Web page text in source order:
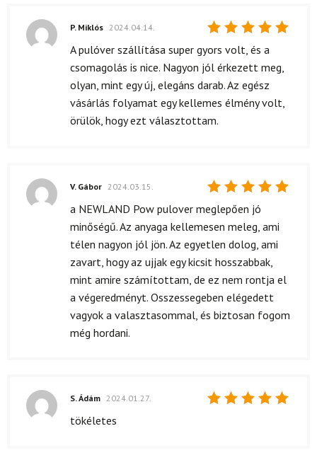
Értékelés:
/ 5
P. Miklós 2024.04.14.
A pulóver szállítása super gyors volt, és a
csomagolás is nice. Nagyon jól érkezett meg,
olyan, mint egy új, elegáns darab. Az egész
vásárlás folyamat egy kellemes élmény volt,
örülök, hogy ezt választottam.
Értékelés:
5
/ 5
V. Gábor 2024.03.15.
a NEWLAND Pow pulover meglepően jó
minőségű. Az anyaga kellemesen meleg, ami
télen nagyon jól jön. Az egyetlen dolog, ami
zavart, hogy az ujjak egy kicsit hosszabbak,
mint amire számítottam, de ez nem rontja el
a végeredményt. Osszessegeben elégedett
vagyok a valasztasommal, és biztosan fogom
még hordani.
S. Ádám 2024.01.27.
tökéletes